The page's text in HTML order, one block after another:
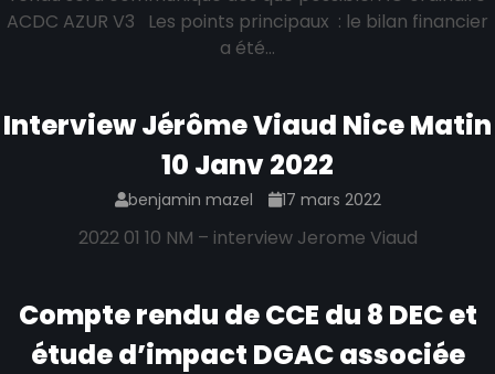
ACDC AZUR V3 Les points principaux : le bilan financier
a été…
Interview Jérôme Viaud Nice Matin
10 Janv 2022
benjamin mazel 17 mars 2022
2022 01 10 NM – interview Jerome Viaud
Compte rendu de CCE du 8 DEC et
étude d’impact DGAC associée